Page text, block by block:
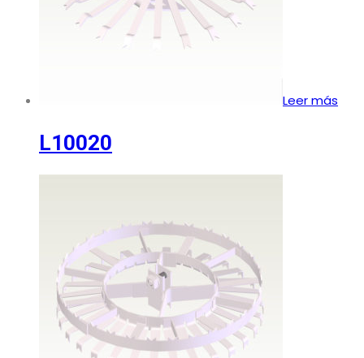
Leer más
L10020